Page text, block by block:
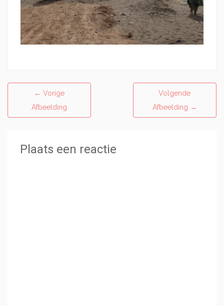
← Vorige
Afbeelding
Volgende
Afbeelding →
Plaats een reactie